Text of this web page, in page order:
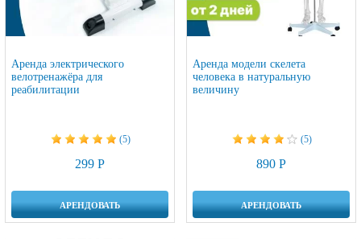
Аренда электрического
велотренажёра для
реабилитации
(5)
299 Р
АРЕНДОВАТЬ
Аренда модели скелета
человека в натуральную
величину
(5)
890 Р
АРЕНДОВАТЬ